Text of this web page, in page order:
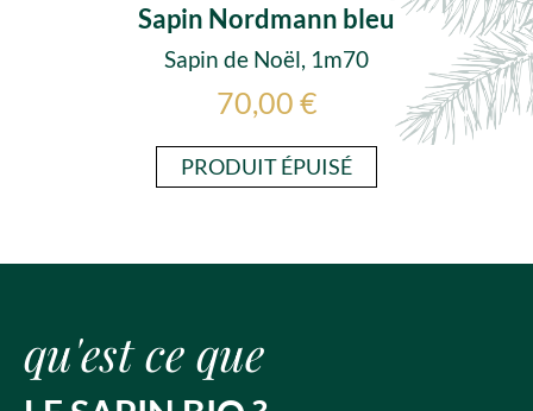
Sapin Nordmann bleu
Sapin de Noël, 1m70
70,00 €
PRODUIT ÉPUISÉ
qu'est ce que